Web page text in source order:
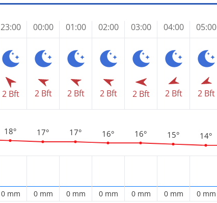
23:00
2 Bft
18°
0 mm
00:00
2 Bft
17°
0 mm
01:00
2 Bft
17°
0 mm
02:00
2 Bft
16°
0 mm
03:00
2 Bft
16°
0 mm
04:00
2 Bft
15°
0 mm
05:00
2 Bft
14°
0 mm